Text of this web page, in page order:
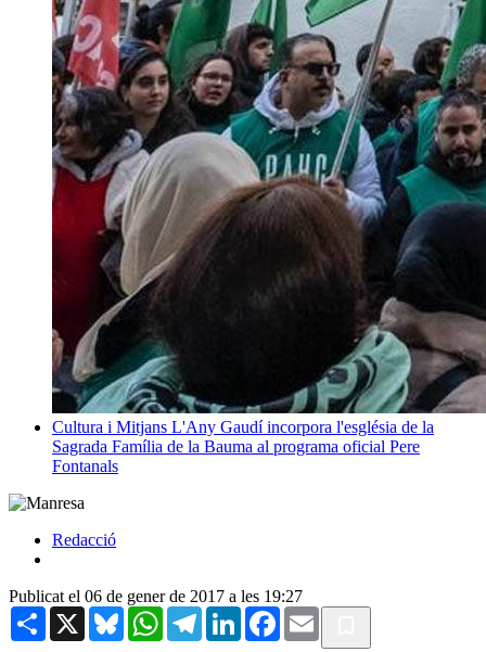
Cultura i Mitjans L'Any Gaudí incorpora l'església de la
Sagrada Família de la Bauma al programa oficial Pere
Fontanals
Redacció
Publicat el 06 de gener de 2017 a les 19:27
Share X BlueskyWhatsAppTelegramLinkedInFacebook
Email